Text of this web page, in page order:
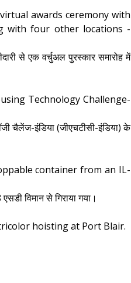
awards ceremony with
with four other locations -
से एक वर्चुअल पुरस्कार समारोह में
Technology Challenge-
चैलेंज-इंडिया (जीएचटीसी-इंडिया) के
container from an IL-
विमान से गिराया गया।
hoisting at Port Blair.